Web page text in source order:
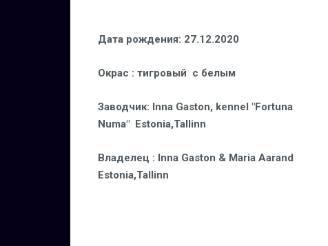
Дата рождения: 27.12.2020
Окрас : тигровый с белым
Заводчик: Inna Gaston, kennel "Fortuna
Numa" Estonia,Tallinn
Владелец : Inna Gaston & Maria Aarand
Estonia,Tallinn